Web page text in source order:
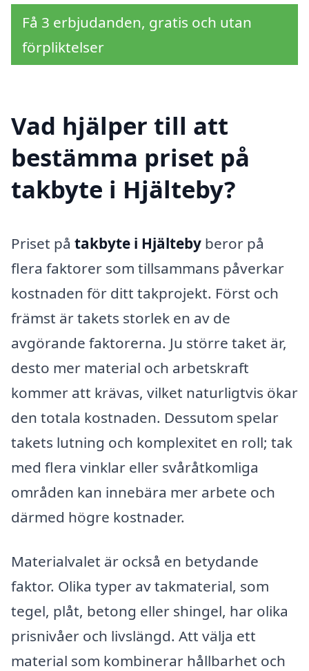
Få 3 erbjudanden, gratis och utan
förpliktelser
Vad hjälper till att
bestämma priset på
takbyte i Hjälteby?
Priset på takbyte i Hjälteby beror på
flera faktorer som tillsammans påverkar
kostnaden för ditt takprojekt. Först och
främst är takets storlek en av de
avgörande faktorerna. Ju större taket är,
desto mer material och arbetskraft
kommer att krävas, vilket naturligtvis ökar
den totala kostnaden. Dessutom spelar
takets lutning och komplexitet en roll; tak
med flera vinklar eller svåråtkomliga
områden kan innebära mer arbete och
därmed högre kostnader.
Materialvalet är också en betydande
faktor. Olika typer av takmaterial, som
tegel, plåt, betong eller shingel, har olika
prisnivåer och livslängd. Att välja ett
material som kombinerar hållbarhet och